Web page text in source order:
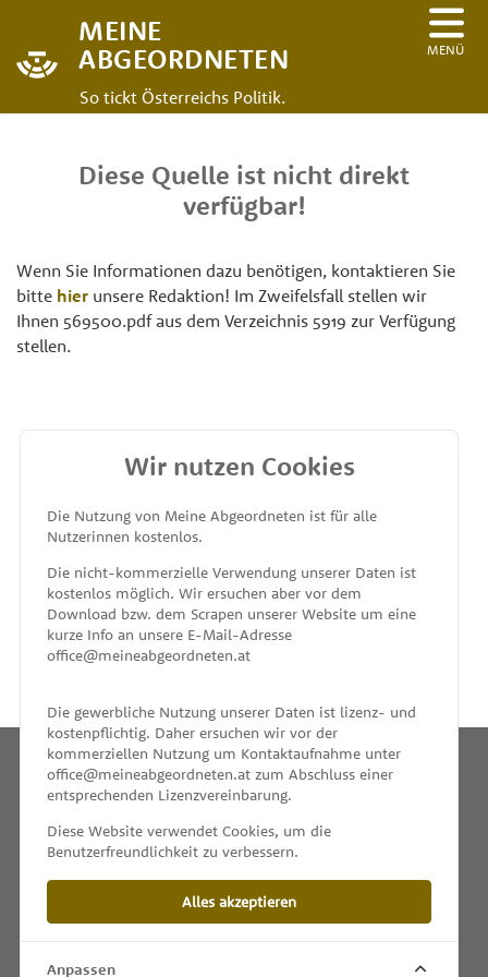
MEINE
ABGEORDNETEN
So tickt Österreichs Politik.
MENÜ
Diese Quelle ist nicht direkt
verfügbar!
Wenn Sie Informationen dazu benötigen, kontaktieren Sie
bitte hier unsere Redaktion! Im Zweifelsfall stellen wir
Ihnen 569500.pdf aus dem Verzeichnis 5919 zur Verfügung
stellen.
MEINE ABGEORDNETEN
unterstützt von
INFO
IMPRESSUM & KONTAKT
Wir nutzen Cookies
Die Nutzung von Meine Abgeordneten ist für alle
Nutzerinnen kostenlos.
Die nicht-kommerzielle Verwendung unserer Daten ist
kostenlos möglich. Wir ersuchen aber vor dem
Download bzw. dem Scrapen unserer Website um eine
kurze Info an unsere E-Mail-Adresse
office@meineabgeordneten.at
Die gewerbliche Nutzung unserer Daten ist lizenz- und
kostenpflichtig. Daher ersuchen wir vor der
kommerziellen Nutzung um Kontaktaufnahme unter
office@meineabgeordneten.at zum Abschluss einer
entsprechenden Lizenzvereinbarung.
Diese Website verwendet Cookies, um die
Benutzerfreundlichkeit zu verbessern.
Alles akzeptieren
Anpassen